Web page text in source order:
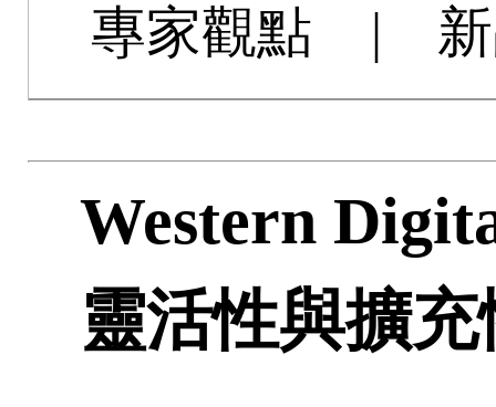
專家觀點 |
Western
靈活性與擴